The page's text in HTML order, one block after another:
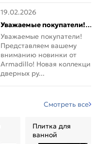
19.02.2026
Уважаемые покупатели!
Представляем вашему
вниманию новинки от
Armadillo!
Уважаемые покупатели!
Представляем вашему
вниманию новинки от
Armadillo! Новая коллекция
дверных ру...
Смотреть все
Плитка для
ванной